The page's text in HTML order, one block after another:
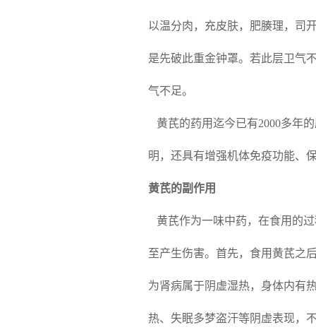
以温分肉，充皮肤，肥腠理，司
是先破此重金钟罩。若此层卫气
气不足。
黄芪的药用迄今已有2000多年
明，还具有增强机体免疫功能、
黄芪的副作用
黄芪作为一味中药，在食用的
至产生伤害。首先，食用黄芪之
为肾病属于阴虚湿热，身体内有
热、失眠多梦盗汗等阴虚表现，